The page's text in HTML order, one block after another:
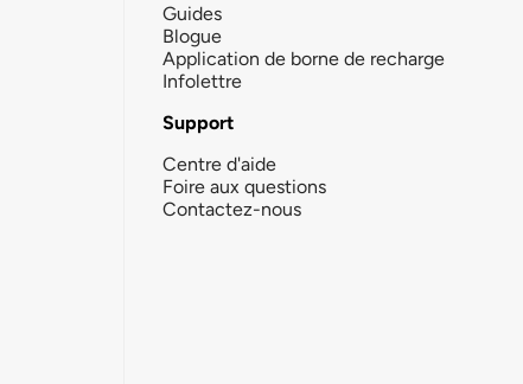
Guides
Blogue
Application de borne de recharge
Infolettre
Support
Centre d'aide
Foire aux questions
Contactez-nous